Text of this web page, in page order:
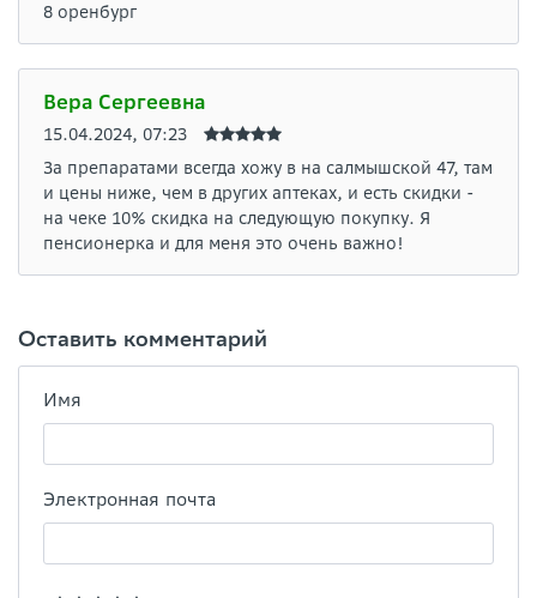
8 оренбург
Вера Сергеевна
15.04.2024, 07:23
За препаратами всегда хожу в на салмышской 47, там
и цены ниже, чем в других аптеках, и есть скидки -
на чеке 10% скидка на следующую покупку. Я
пенсионерка и для меня это очень важно!
Оставить комментарий
Имя
Электронная почта